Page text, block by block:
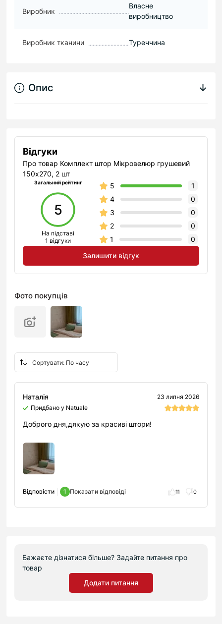
Виробник
Власне
виробництво
Виробник тканини Туреччина
Опис ↓
Відгуки
Про товар Комплект штор Мікровелюр грушевий
150х270, 2 шт
Загальний рейтинг
5
На підставі
1 відгуки
5
1
4
0
3
0
2
0
1
0
Залишити відгук
Фото покупців
Наталія
23 липня 2026
Придбано у Natuale
Доброго дня,дякую за красиві штори!
Відповісти 1 Показати відповіді 11 0
Бажаєте дізнатися більше? Задайте питання про
товар
Додати питання